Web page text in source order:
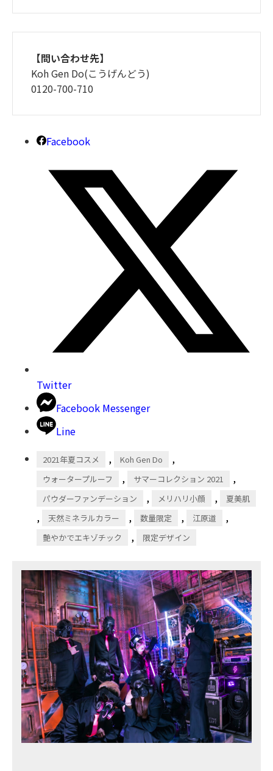
【問い合わせ先】
Koh Gen Do(こうげんどう)
0120-700-710
Facebook
Twitter
Facebook Messenger
Line
2021年夏コスメ , Koh Gen Do ,
ウォータープルーフ , サマーコレクション 2021 ,
パウダーファンデーション , メリハリ小顔 , 夏美肌
, 天然ミネラルカラー , 数量限定 , 江原道 ,
艶やかでエキゾチック , 限定デザイン